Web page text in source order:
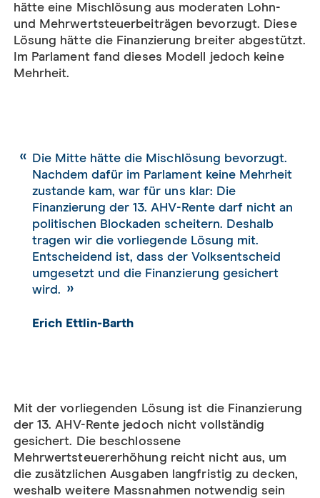
hätte eine Mischlösung aus moderaten Lohn-
und Mehrwertsteuerbeiträgen bevorzugt. Diese
Lösung hätte die Finanzierung breiter abgestützt.
Im Parlament fand dieses Modell jedoch keine
Mehrheit.
Die Mitte hätte die Mischlösung bevorzugt.
Nachdem dafür im Parlament keine Mehrheit
zustande kam, war für uns klar: Die
Finanzierung der 13. AHV-Rente darf nicht an
politischen Blockaden scheitern. Deshalb
tragen wir die vorliegende Lösung mit.
Entscheidend ist, dass der Volksentscheid
umgesetzt und die Finanzierung gesichert
wird.
Erich Ettlin-Barth
Mit der vorliegenden Lösung ist die Finanzierung
der 13. AHV-Rente jedoch nicht vollständig
gesichert. Die beschlossene
Mehrwertsteuererhöhung reicht nicht aus, um
die zusätzlichen Ausgaben langfristig zu decken,
weshalb weitere Massnahmen notwendig sein